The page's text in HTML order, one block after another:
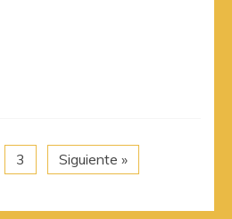
3 Siguiente »